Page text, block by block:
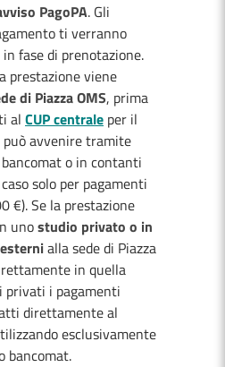
PagoPA. Gli
ti verranno
fase di prenotazione.
prestazione viene
di Piazza OMS, prima
al CUP centrale per il
può avvenire tramite
o in contanti
solo per pagamenti
€). Se la prestazione
unostudio privato o in
alla sede di Piazza
in quella
privati i pagamenti
direttamente al
esclusivamente
bancomat.